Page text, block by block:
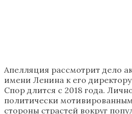
Апелляция рассмотрит дело
имени Ленина к его
Спор длится с 2018 года.
политически
стороны страстей вокруг